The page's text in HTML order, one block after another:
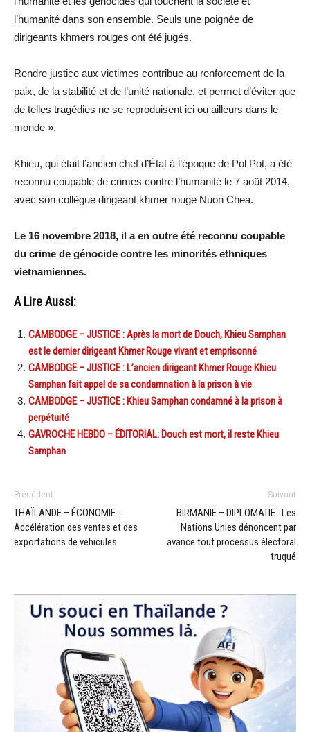
l’humanité dans son ensemble. Seuls une poignée de
dirigeants khmers rouges ont été jugés.
Rendre justice aux victimes contribue au renforcement de la
paix, de la stabilité et de l’unité nationale, et permet d’éviter que
de telles tragédies ne se reproduisent ici ou ailleurs dans le
monde ».
Khieu, qui était l’ancien chef d’État à l’époque de Pol Pot, a été
reconnu coupable de crimes contre l’humanité le 7 août 2014,
avec son collègue dirigeant khmer rouge Nuon Chea.
Le 16 novembre 2018, il a en outre été reconnu coupable
du crime de génocide contre les minorités ethniques
vietnamiennes.
A Lire Aussi:
CAMBODGE – JUSTICE : Après la mort de Douch, Khieu Samphan
est le dernier dirigeant Khmer Rouge vivant et emprisonné
CAMBODGE – JUSTICE : L’ancien dirigeant Khmer Rouge Khieu
Samphan fait appel de sa condamnation à la prison à vie
CAMBODGE – JUSTICE : Khieu Samphan condamné à la prison à
perpétuité
GAVROCHE HEBDO – ÉDITORIAL: Douch est mort, il reste Khieu
Samphan
Précédent
THAÏLANDE – ÉCONOMIE :
Accélération des ventes et des
exportations de véhicules
Suivant
BIRMANIE – DIPLOMATIE : Les
Nations Unies dénoncent par
avance tout processus électoral
truqué